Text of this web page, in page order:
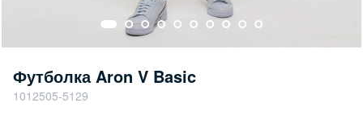
Футболка Aron V Basic
1012505-5129